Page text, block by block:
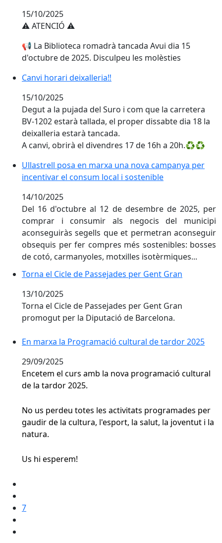
15/10/2025
⚠️ ATENCIÓ ⚠️
📢 La Biblioteca romadrà tancada Avui dia 15
d'octubre de 2025. Disculpeu les molèsties
Canvi horari deixalleria‼️
Canvi horari deixalleria‼️
15/10/2025
Degut a la pujada del Suro i com que la carretera
BV-1202 estarà tallada, el proper dissabte dia 18 la
deixalleria estarà tancada.
A canvi, obrirà el divendres 17 de 16h a 20h.♻️♻️
Ullastrell posa en marxa una nova campanya per
Ullastrell posa en marxa una nova campanya per
incentivar el consum local i sostenible
14/10/2025
Del 16 d'octubre al 12 de desembre de 2025, per
comprar i consumir als negocis del municipi
aconseguiràs segells que et permetran aconseguir
obsequis per fer compres més sostenibles: bosses
de cotó, carmanyoles, motxilles isotèrmiques...
Torna el Cicle de Passejades per Gent Gran
Torna el Cicle de Passejades per Gent Gran
13/10/2025
Torna el Cicle de Passejades per Gent Gran
promogut per la Diputació de Barcelona.
En marxa la Programació cultural de tardor 2025
29/09/2025
Encetem el curs amb la nova programació cultural
de la tardor 2025.
No us perdeu totes les activitats programades per
gaudir de la cultura, l'esport, la salut, la joventut i la
natura.
Us hi esperem!
7